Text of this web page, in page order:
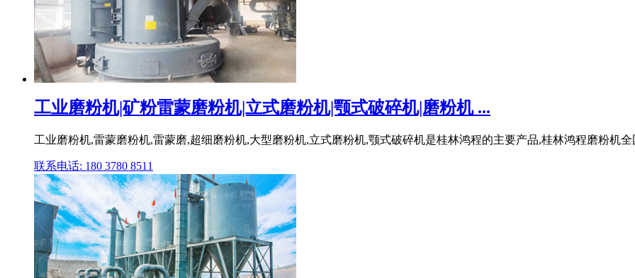
工业磨粉机|矿粉雷蒙磨粉机|立式磨粉机|颚式破碎机|磨粉机 ...
工业磨粉机,雷蒙磨粉机,雷蒙磨,超细磨粉机,大型磨粉机,立式磨粉机,颚式破碎机是桂林鸿程的主要产品,桂林鸿程磨粉机
联系电话: 180 3780 8511